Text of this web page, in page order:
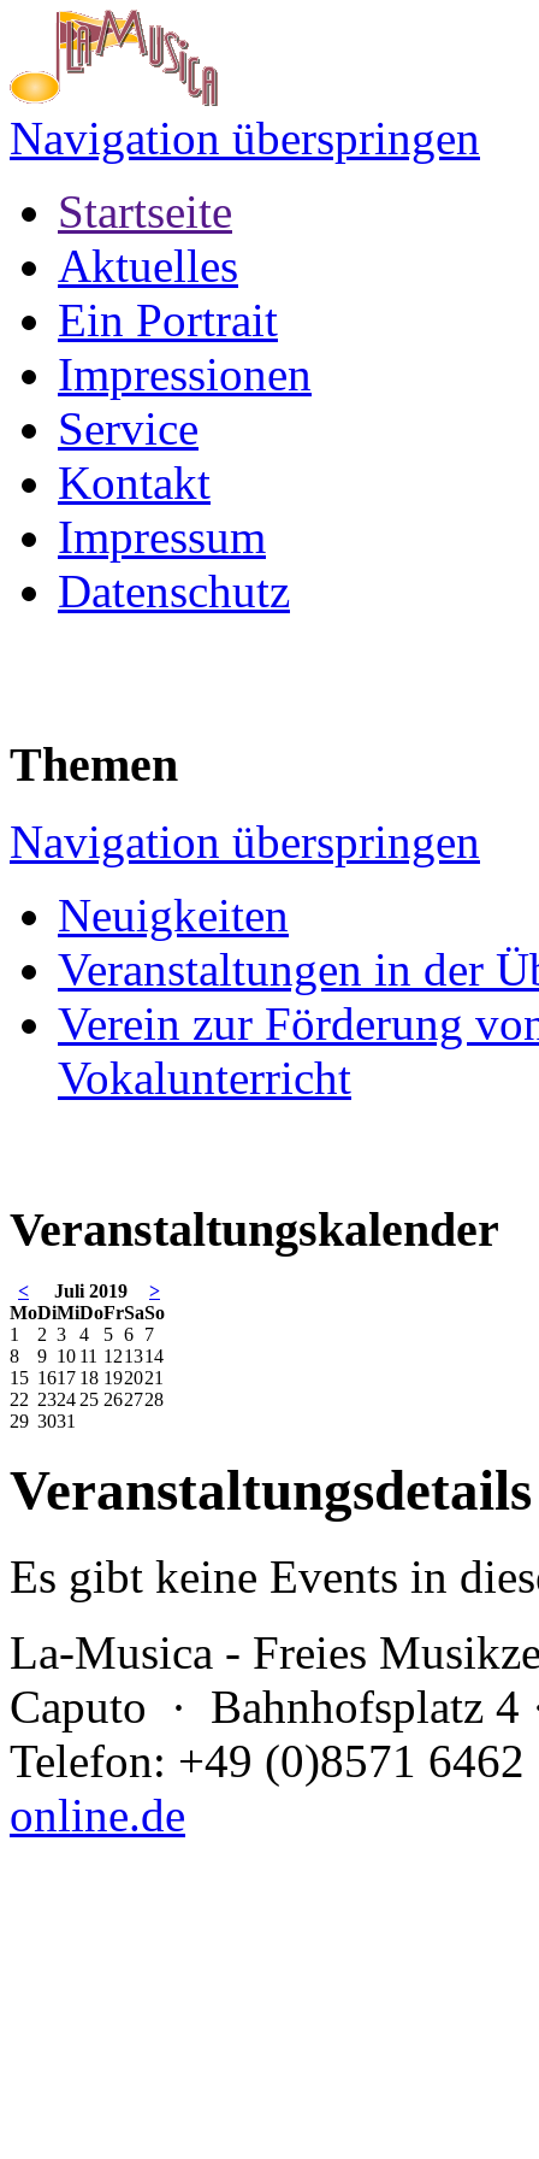
Navigation überspringen
Startseite
Aktuelles
Ein Portrait
Impressionen
Service
Kontakt
Impressum
Datenschutz
Themen
Navigation überspringen
Neuigkeiten
Veranstaltungen in der
Verein zur Förderung
Vokalunterricht
Veranstaltungskalender
< Juli 2019
>
MoDiMiDoFrSaSo
1
2 3 4 5 6 7
8
9 10 11 121314
15 1617 18 192021
22 2324 25 262728
29 3031
Es gibt keine Events in
La-Musica - Freies
Caputo · Bahnhofsplatz 4
Telefon: +49 (0)8571
online.de